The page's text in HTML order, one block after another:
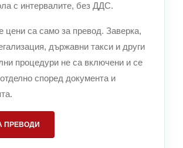
с интервалите, без ДДС.
цени са само за превод. Заверка,
държавни такси и други
процедури не са включени и се
според документа и
ПРЕВОДИ